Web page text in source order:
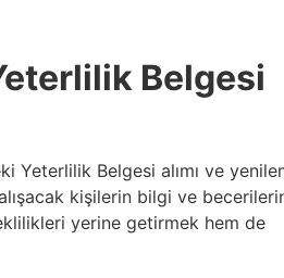
Belgesi
Yeterlilik Belgesi alımı ve
kişilerin bilgi ve
yerine getirmek hem de